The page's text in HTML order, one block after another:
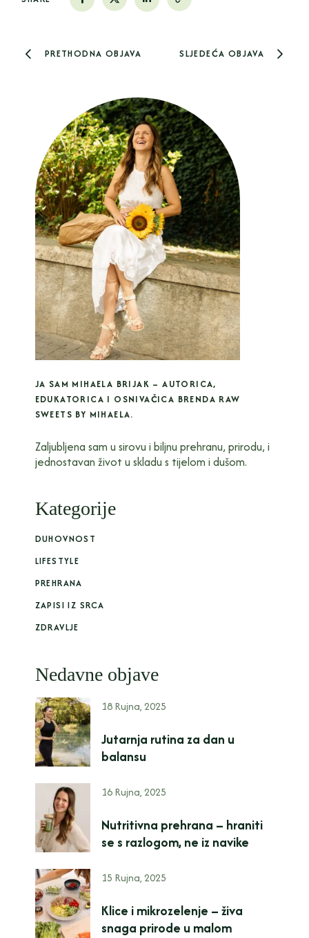
PRETHODNA OBJAVA SLJEDEĆA OBJAVA
JA SAM MIHAELA BRIJAK – AUTORICA,
EDUKATORICA I OSNIVAČICA BRENDA RAW
SWEETS BY MIHAELA.
Zaljubljena sam u sirovu i biljnu prehranu, prirodu, i
jednostavan život u skladu s tijelom i dušom.
Kategorije
DUHOVNOST
LIFESTYLE
PREHRANA
ZAPISI IZ SRCA
ZDRAVLJE
Nedavne objave
18 Rujna, 2025
Jutarnja rutina za dan u
balansu
16 Rujna, 2025
Nutritivna prehrana – hraniti
se s razlogom, ne iz navike
15 Rujna, 2025
Klice i mikrozelenje – živa
snaga prirode u malom